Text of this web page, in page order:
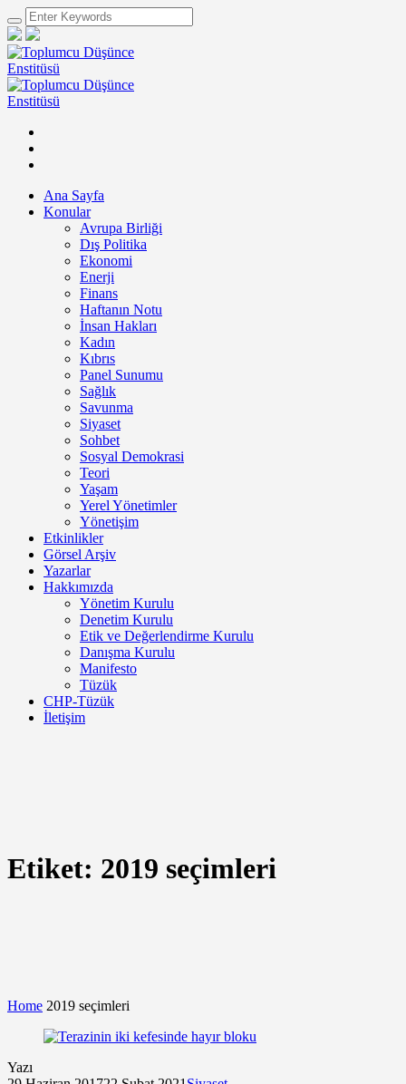
Ana Sayfa
Konular
Avrupa Birliği
Dış Politika
Ekonomi
Enerji
Finans
Haftanın Notu
İnsan Hakları
Kadın
Kıbrıs
Panel Sunumu
Sağlık
Savunma
Siyaset
Sohbet
Sosyal Demokrasi
Teori
Yaşam
Yerel Yönetimler
Yönetişim
Etkinlikler
Görsel Arşiv
Yazarlar
Hakkımızda
Yönetim Kurulu
Denetim Kurulu
Etik ve Değerlendirme Kurulu
Danışma Kurulu
Manifesto
Tüzük
CHP-Tüzük
İletişim
Etiket: 2019 seçimleri
Home 2019 seçimleri
Yazı